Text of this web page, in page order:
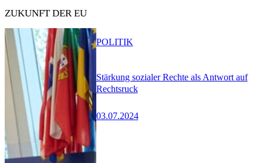
ZUKUNFT DER EU
Stärkung sozialer Rechte als Antwort auf
Rechtsruck
03.07.2024
POLITIK